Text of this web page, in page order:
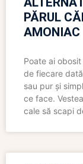
PĂRUL
AMONIAC
Poate ai
de fiecare
sau pur și
ce face.
cale să scapi